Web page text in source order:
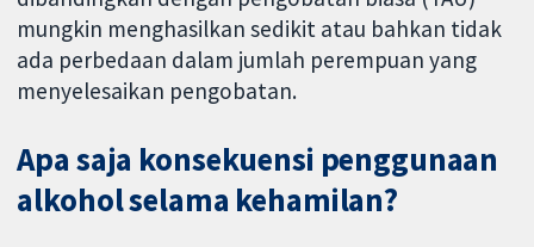
mungkin menghasilkan sedikit atau bahkan tidak
ada perbedaan dalam jumlah perempuan yang
menyelesaikan pengobatan.
Apa saja konsekuensi penggunaan
alkohol selama kehamilan?